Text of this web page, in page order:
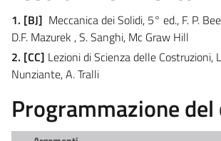
1. [BJ] Meccanica dei Solidi, 5° ed., F. P.
D.F. Mazurek , S. Sanghi, Mc Graw Hill
2. [CC] Lezioni di Scienza delle Costruzioni,
Nunziante, A. Tralli
Programmazione del